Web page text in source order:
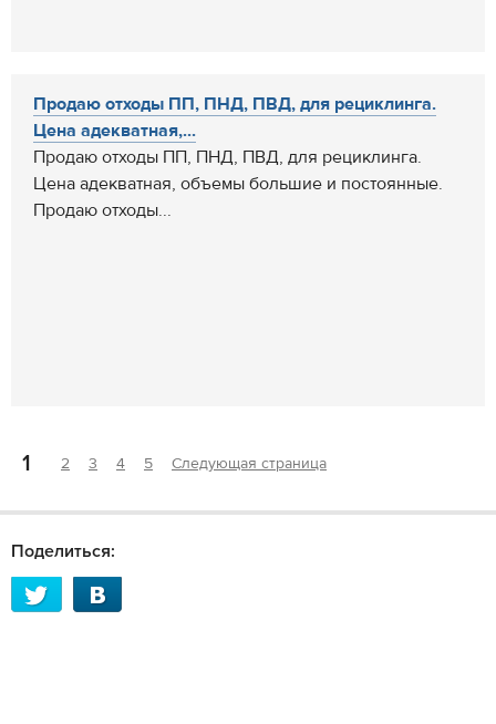
Продаю отходы ПП, ПНД, ПВД, для рециклинга.
Цена адекватная,...
Продаю отходы ПП, ПНД, ПВД, для рециклинга.
Цена адекватная, объемы большие и постоянные.
Продаю отходы...
1 2 3 4 5 Следующая страница
Поделиться: